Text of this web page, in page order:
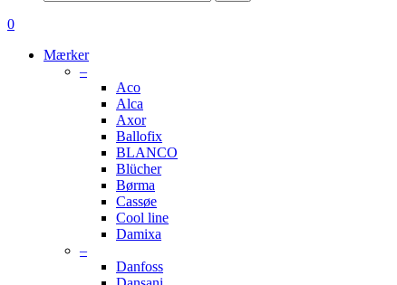
søge
0
Mærker
–
Aco
Alca
Axor
Ballofix
BLANCO
Blücher
Børma
Cassøe
Cool line
Damixa
–
Danfoss